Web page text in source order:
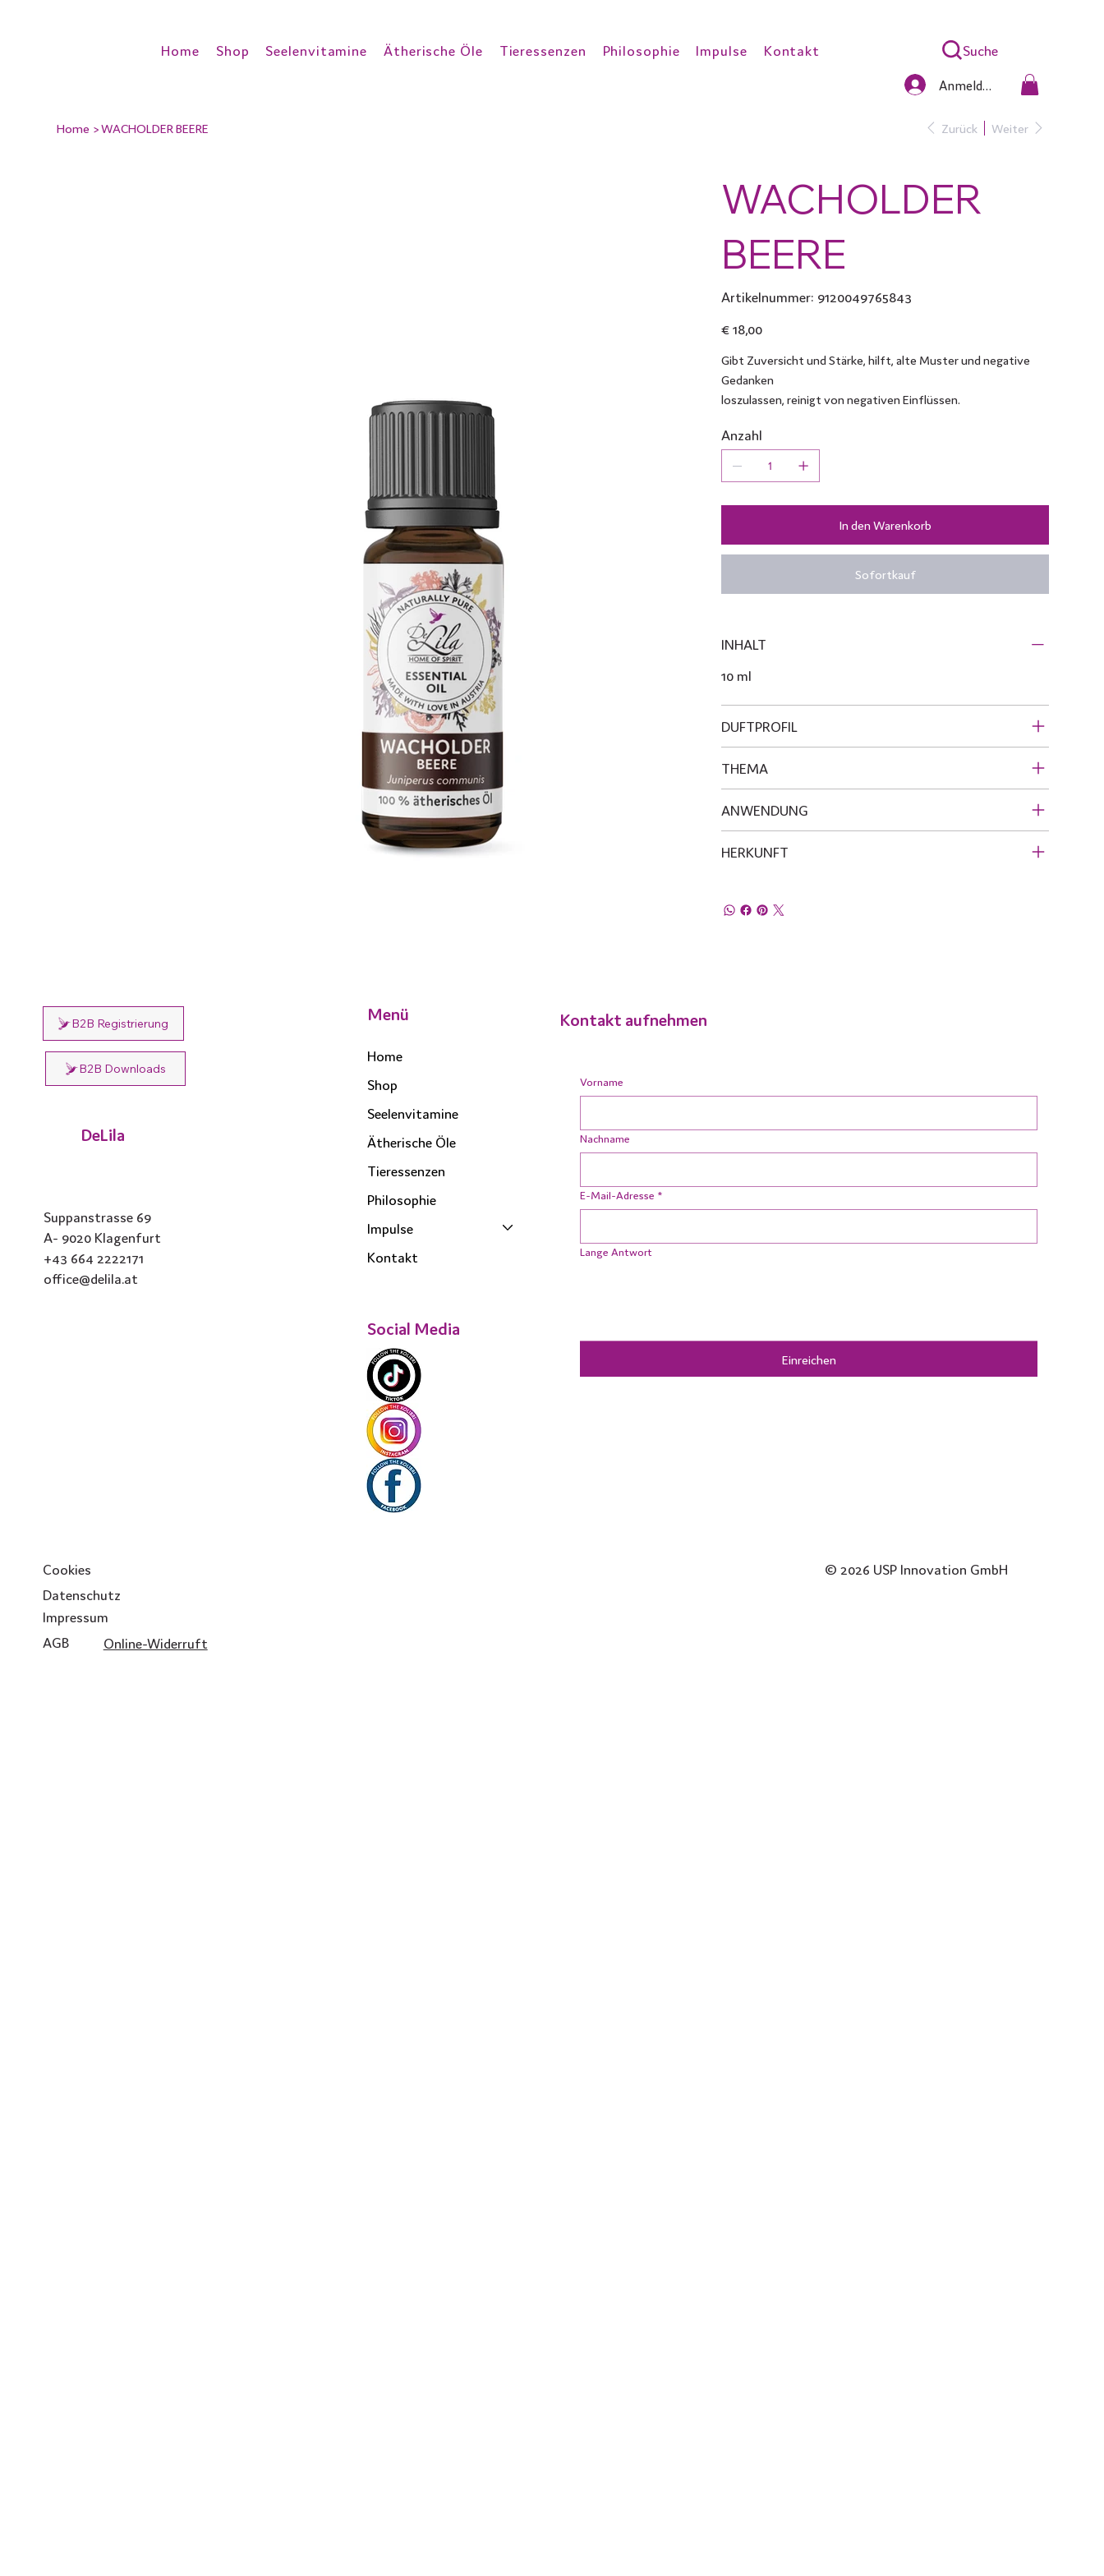
Home Shop Seelenvitamine Ätherische Öle Tieressenzen Philosophie Impulse Kontakt Suche
Anmelden
Home >WACHOLDER BEERE Zurück Weiter
WACHOLDER
BEERE
Artikelnummer: 9120049765843
9120049765843
€ 18,00
Gibt Zuversicht und Stärke, hilft, alte Muster und negative
Gedanken
loszulassen, reinigt von negativen Einflüssen.
Anzahl
In den Warenkorb
Sofortkauf
INHALT
10 ml
DUFTPROFIL
THEMA
ANWENDUNG
HERKUNFT
B2B Registrierung
B2B Downloads
DeLila
Suppanstrasse 69
A- 9020 Klagenfurt
+43 664 2222171
office@delila.at
Menü
Home
Shop
Seelenvitamine
Ätherische Öle
Tieressenzen
Philosophie
Impulse
Kontakt
Social Media
Kontakt aufnehmen
Vorname
Nachname
E-Mail-Adresse *
Lange Antwort
Einreichen
Cookies
Datenschutz
Impressum
AGB
Online-Widerruft
© 2026 USP Innovation GmbH